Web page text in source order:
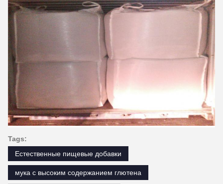
Tags:
Естественные пищевые добавки
мука с высоким содержанием глютена